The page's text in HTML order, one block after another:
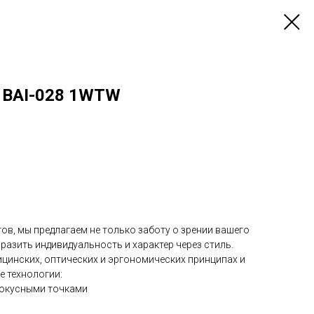
028 1WTW
мы предлагаем не только заботу о зрении вашего
индивидуальность и характер через стиль.
оптических и эргономических принципах и
технологии:
точками